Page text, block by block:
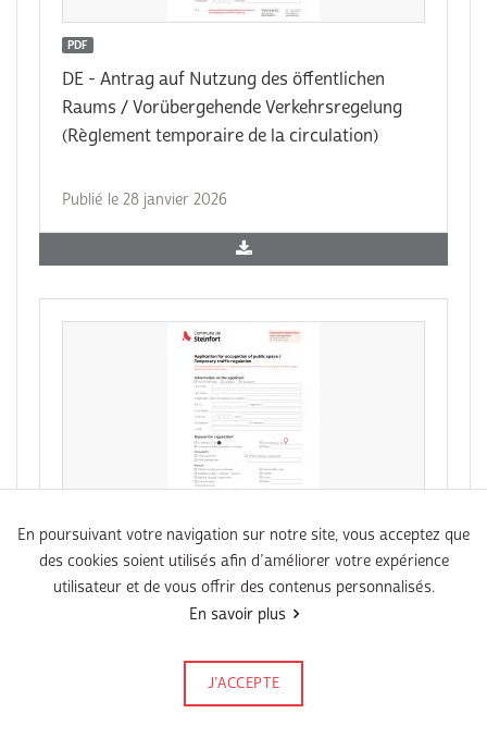
Signalez-le
PDF
DE - Antrag auf Nutzung des öffentlichen
Raums / Vorübergehende Verkehrsregelung
(Règlement temporaire de la circulation)
Publié le 28 janvier 2026
PDF
EN - Application for occupation of public
space / Temporary traffic regulation
En poursuivant votre navigation sur notre site, vous acceptez que
des cookies soient utilisés afin d’améliorer votre expérience
utilisateur et de vous offrir des contenus personnalisés.
En savoir plus
J’ACCEPTE